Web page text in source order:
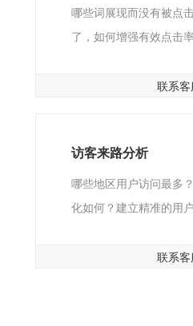
哪些词展现而没有被点
了，如何增强有效点击
联系客
访客来路分析
哪些地区用户访问最多
化如何？建立精准的用
联系客